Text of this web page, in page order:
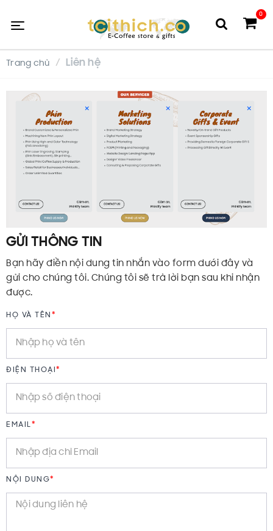
0
Trang chủ Liên hệ
GỬI THÔNG TIN
Bạn hãy điền nội dung tin nhắn vào form dưới đây và
gửi cho chúng tôi. Chúng tôi sẽ trả lời bạn sau khi nhận
được.
HỌ VÀ TÊN *
ĐIỆN THOẠI *
EMAIL*
NỘI DUNG*